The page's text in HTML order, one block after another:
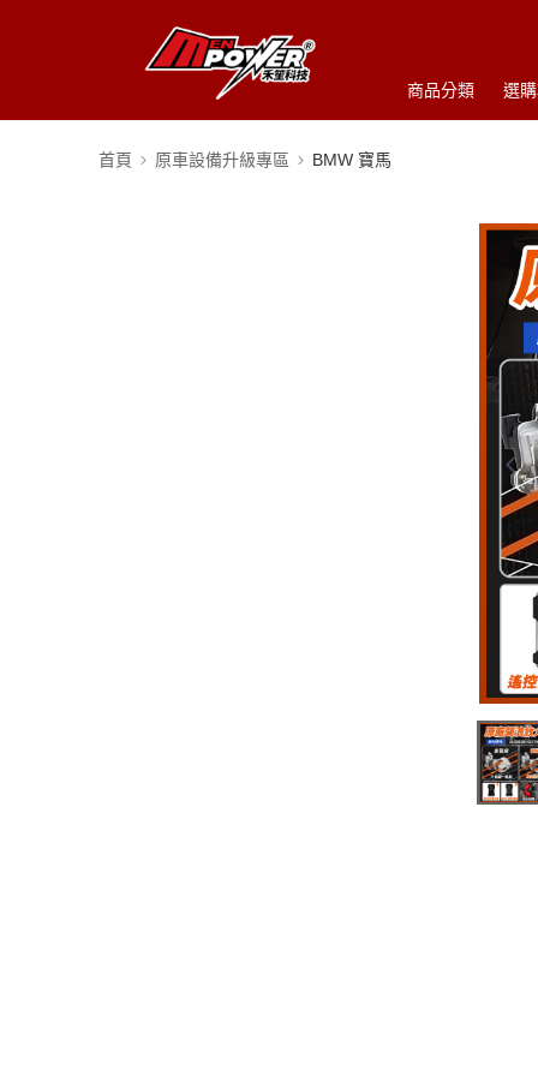
商品分類 選
首頁 原車設備升級專區 BMW 寶馬